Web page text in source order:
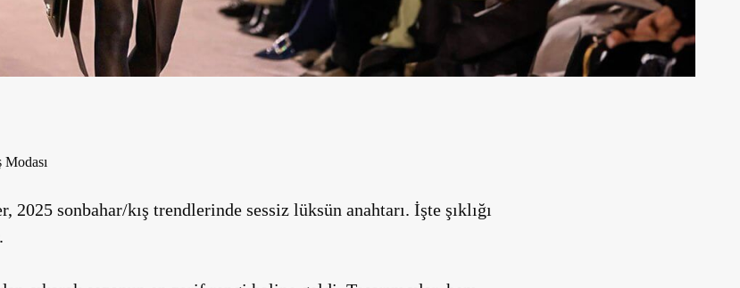
sonbahar/kış trendlerinde sessiz lüksün anahtarı. İşte şıklığı